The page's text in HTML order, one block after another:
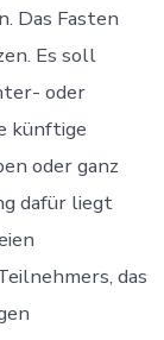
Das Fasten
Es soll
oder
künftige
oder ganz
dafür liegt
das